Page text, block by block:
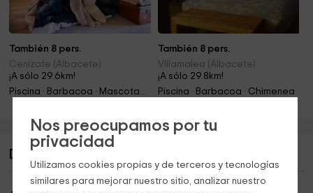
Nos preocupamos por tu
privacidad
Utilizamos cookies propias y de terceros y tecnologías
similares para mejorar nuestro sitio, analizar nuestro
También 8 pers.
Cenizate (Albacete)
¡A sólo 29.6km!
Piscina · Barbacoa · Mascotas · Chimenea
También 8 pers.
Villamalea (Albacete)
¡A sólo 29.8km!
Piscina · Barbacoa · Chimenea
Descripción de La Cueva de Cirondo 1